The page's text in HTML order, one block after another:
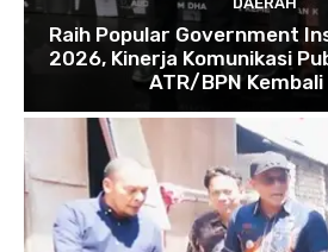
Raih Popular Government
2026, Kinerja Komunikasi
ATR/BPN Kembali